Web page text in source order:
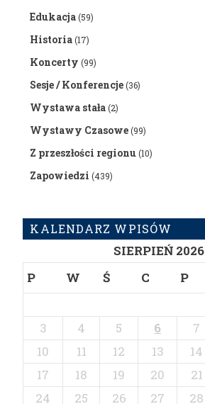
Edukacja(59)
Historia(17)
Koncerty (99)
Sesje / Konferencje(36)
Wystawa stała(2)
Wystawy Czasowe(99)
Z przeszłości regionu(10)
Zapowiedzi (439)
KALENDARZ WPISÓW
SIERPIEŃ 2026
P
W Ś C P
3
4 5 6 7
10
11 12 13 14
17
18 19 20 21
24
25 26 27 28